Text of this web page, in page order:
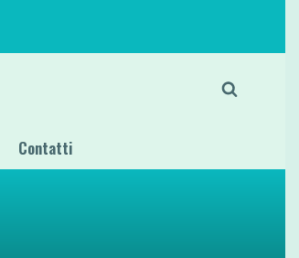
Contatti